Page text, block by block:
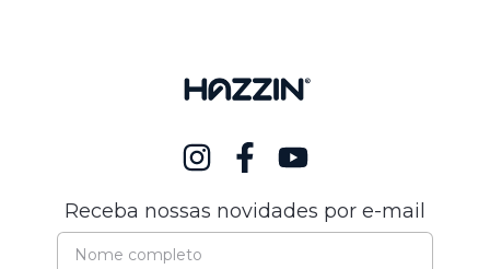
Receba nossas novidades por e-mail